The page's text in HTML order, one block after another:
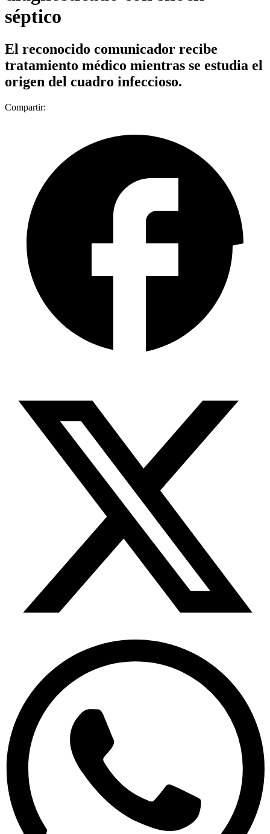
séptico
El reconocido comunicador recibe
tratamiento médico mientras se estudia el
origen del cuadro infeccioso.
Compartir: